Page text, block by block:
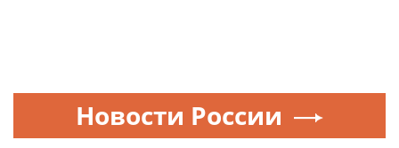
Новости России